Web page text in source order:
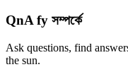
QnA fy সম্পর্কে
Ask questions, find
the sun.